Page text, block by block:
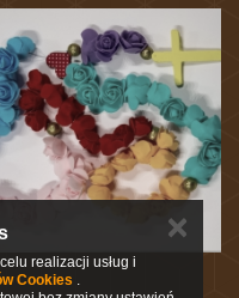
realizacji usług i
Cookies .
✕